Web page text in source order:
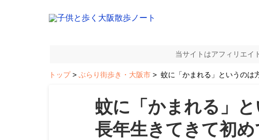
当サイトはアフィリエイ
トップ ぶらり街歩き・大阪市 蚊に「かまれる」というのは
蚊に「かまれる」
長年生きてきて初